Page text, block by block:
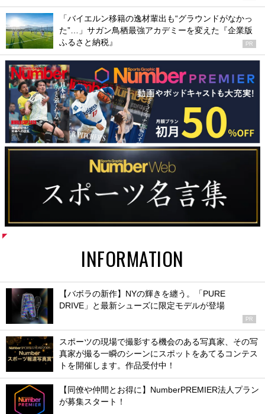
「バイエルン移籍の逸材輩出も“グラウンドがなかっ
た”…」サガン鳥栖最強アカデミーを変えた『企業版
ふるさと納税』
PR
INFORMATION
【バボラの新作】NYの輝きを纏う。「PURE
DRIVE」と最新シューズに限定モデルが登場
PR
スポーツの現場で撮影する機会のある写真家、その写
真家が撮る一瞬のシーンにスポットをあてるコンテス
トを開催します。作品受付中！
【同僚や仲間とお得に】NumberPREMIER法人プラン
が募集スタート！